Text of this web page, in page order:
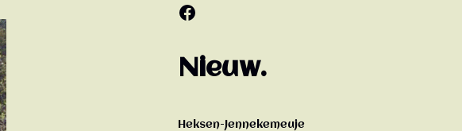
Nieuw.
Heksen-Jennekemeuje